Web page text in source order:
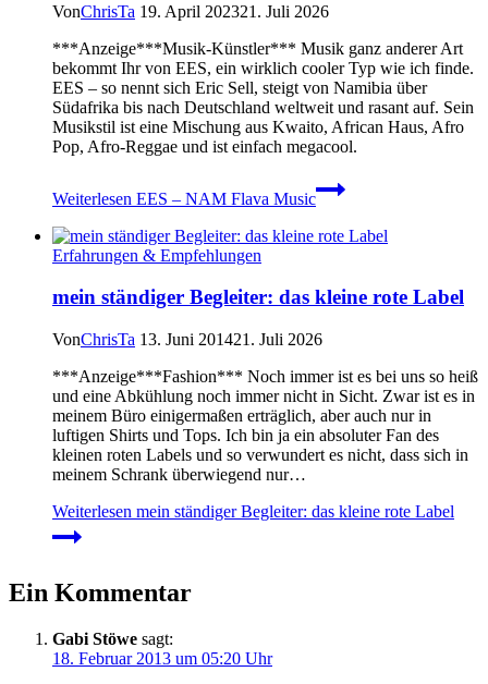
VonChrisTa 19. April 202321. Juli 2026
***Anzeige***Musik-Künstler*** Musik ganz anderer Art
bekommt Ihr von EES, ein wirklich cooler Typ wie ich finde.
EES – so nennt sich Eric Sell, steigt von Namibia über
Südafrika bis nach Deutschland weltweit und rasant auf. Sein
Musikstil ist eine Mischung aus Kwaito, African Haus, Afro
Pop, Afro-Reggae und ist einfach megacool.
Weiterlesen EES – NAM Flava Music
Erfahrungen & Empfehlungen
mein ständiger Begleiter: das kleine rote Label
VonChrisTa 13. Juni 201421. Juli 2026
***Anzeige***Fashion*** Noch immer ist es bei uns so heiß
und eine Abkühlung noch immer nicht in Sicht. Zwar ist es in
meinem Büro einigermaßen erträglich, aber auch nur in
luftigen Shirts und Tops. Ich bin ja ein absoluter Fan des
kleinen roten Labels und so verwundert es nicht, dass sich in
meinem Schrank überwiegend nur…
Weiterlesen mein ständiger Begleiter: das kleine rote Label
Ein Kommentar
Gabi Stöwe sagt:
18. Februar 2013 um 05:20 Uhr